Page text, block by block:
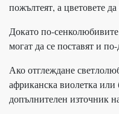
пожълтеят, а цветовете да
Докато по-
могат да се поставят и
Ако отглеждане
африканска виолетка или
допълнителен източник